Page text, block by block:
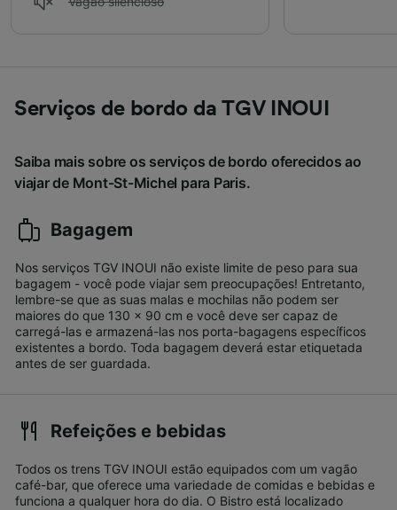
Serviços de bordo da TGV INOUI
Saiba mais sobre os serviços de bordo oferecidos ao
viajar de Mont-St-Michel para Paris.
Bagagem
Nos serviços TGV INOUI não existe limite de peso para sua
bagagem - você pode viajar sem preocupações! Entretanto,
lembre-se que as suas malas e mochilas não podem ser
maiores do que 130 x 90 cm e você deve ser capaz de
carregá-las e armazená-las nos porta-bagagens específicos
existentes a bordo. Toda bagagem deverá estar etiquetada
antes de ser guardada.
Refeições e bebidas
Todos os trens TGV INOUI estão equipados com um vagão
café-bar, que oferece uma variedade de comidas e bebidas e
funciona a qualquer hora do dia. O Bistro está localizado